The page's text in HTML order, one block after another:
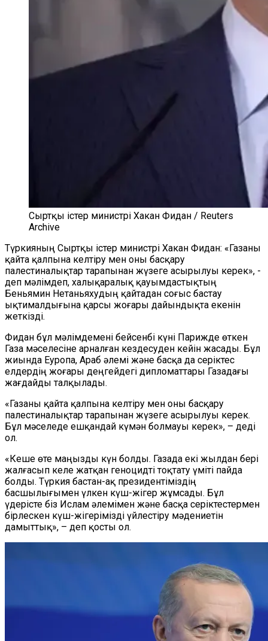
Сыртқы істер министрі Хакан Фидан / Reuters
Archive
Түркияның Сыртқы істер министрі Хакан Фидан: «Газаны
қайта қалпына келтіру мен оны басқару
палестиналықтар тарапынан жүзеге асырылуы керек», -
деп мәлімдеп, халықаралық қауымдастықтың
Беньямин Нетаньяхудың қайтадан соғыс бастау
ықтималдығына қарсы жоғары дайындықта екенін
жеткізді.
Фидан бұл мәлімдемені бейсенбі күні Парижде өткен
Газа мәселесіне арналған кездесуден кейін жасады. Бұл
жиында Еуропа, Араб әлемі және басқа да серіктес
елдердің жоғары деңгейдегі дипломаттары Газадағы
жағдайды талқылады.
«Газаны қайта қалпына келтіру мен оны басқару
палестиналықтар тарапынан жүзеге асырылуы керек.
Бұл мәселеде ешқандай күмән болмауы керек», – деді
ол.
«Кеше өте маңызды күн болды. Газада екі жылдан бері
жалғасып келе жатқан геноцидті тоқтату үміті пайда
болды. Түркия бастан-ақ президентіміздің
басшылығымен үлкен күш-жігер жұмсады. Бұл
үдерісте біз Ислам әлемімен және басқа серіктестермен
бірлескен күш-жігерімізді үйлестіру мәдениетін
дамыттық», – деп қосты ол.